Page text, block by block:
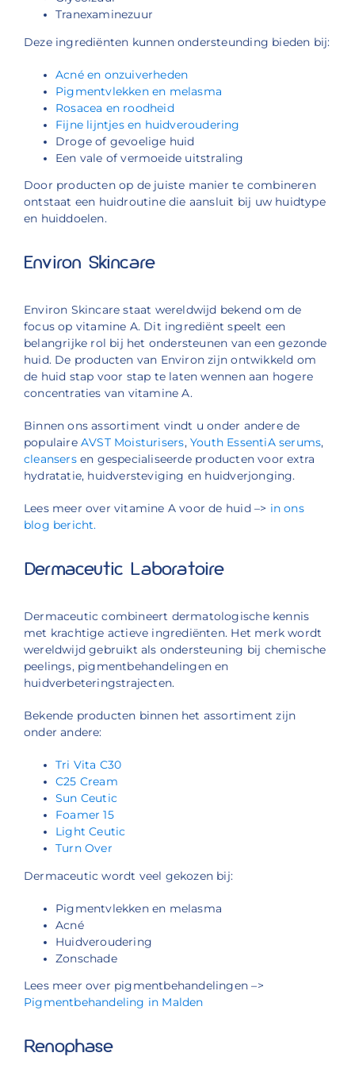
Tranexaminezuur
Deze ingrediënten kunnen ondersteunding bieden bij:
Acné en onzuiverheden
Pigmentvlekken en melasma
Rosacea en roodheid
Fijne lijntjes en huidveroudering
Droge of gevoelige huid
Een vale of vermoeide uitstraling
Door producten op de juiste manier te combineren
ontstaat een huidroutine die aansluit bij uw huidtype
en huiddoelen.
Environ Skincare
Environ Skincare staat wereldwijd bekend om de
focus op vitamine A. Dit ingrediënt speelt een
belangrijke rol bij het ondersteunen van een gezonde
huid. De producten van Environ zijn ontwikkeld om
de huid stap voor stap te laten wennen aan hogere
concentraties van vitamine A.
Binnen ons assortiment vindt u onder andere de
populaireAVST Moisturisers, Youth EssentiA serums,
cleansersen gespecialiseerde producten voor extra
hydratatie, huidversteviging en huidverjonging.
Lees meer over vitamine A voor de huid –> in ons
blog bericht.
Dermaceutic Laboratoire
Dermaceutic combineert dermatologische kennis
met krachtige actieve ingrediënten. Het merk wordt
wereldwijd gebruikt als ondersteuning bij chemische
peelings, pigmentbehandelingen en
huidverbeteringstrajecten.
Bekende producten binnen het assortiment zijn
onder andere:
Tri Vita C30
C25 Cream
Sun Ceutic
Foamer 15
Light Ceutic
Turn Over
Dermaceutic wordt veel gekozen bij:
Pigmentvlekken en melasma
Acné
Huidveroudering
Zonschade
Lees meer over pigmentbehandelingen –>
Pigmentbehandeling in Malden
Renophase